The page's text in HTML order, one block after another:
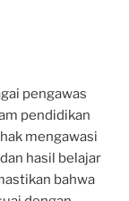
pengawas
pendidikan
mengawasi
hasil belajar
bahwa